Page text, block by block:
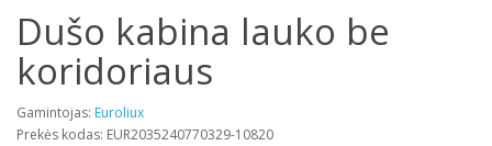
Dušo kabina lauko be
koridoriaus
Gamintojas: Euroliux
Prekės kodas: EUR2035240770329-10820